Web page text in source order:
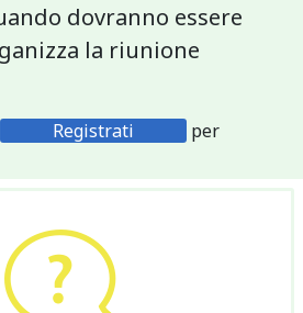
dovranno essere
la riunione
Registrati
per